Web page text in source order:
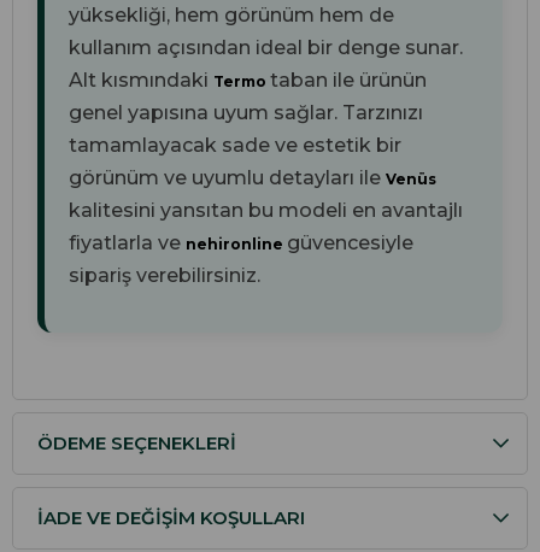
yüksekliği, hem görünüm hem de
kullanım açısından ideal bir denge sunar.
Alt kısmındaki Termo taban ile ürünün
genel yapısına uyum sağlar. Tarzınızı
tamamlayacak sade ve estetik bir
görünüm ve uyumlu detayları ile Venüs
kalitesini yansıtan bu modeli en avantajlı
fiyatlarla ve nehironline güvencesiyle
sipariş verebilirsiniz.
ÖDEME SEÇENEKLERI
İADE VE DEĞIŞIM KOŞULLARI